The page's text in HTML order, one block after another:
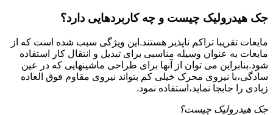
جک هیدرولیک چیست و چه کاربردهایی دارد؟
مایعات تقریبا تراکم ناپذیر هستند.این ویژگی سبب شده است که از
مایعات به عنوان وسیله مناسبی برای تبدیل و انتقال کار استفاده
شود.بنابراین می توان از آنها برای طراحی ماشینهایی که در عین
سادگی،با نیروی محرک خیلی کم بتواند نیروی مقاوم فوق العاده
زیادی را جابجا نماید،استفاده نمود.
جک هیدرولیک چیست؟